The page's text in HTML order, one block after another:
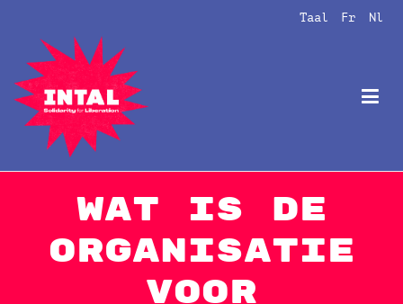
springen
Taal Fr Nl
Intal
Globalize Solidarity!
Wat is de
Organisatie
voor